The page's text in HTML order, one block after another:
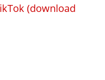
(download